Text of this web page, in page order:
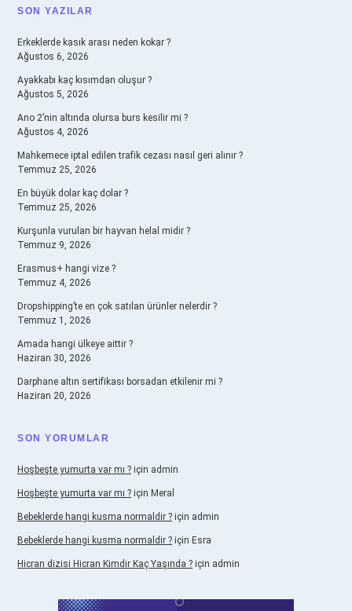
SIDEBAR
SON YAZILAR
Erkeklerde kasık arası neden kokar ?
Ağustos 6, 2026
Ayakkabı kaç kısımdan oluşur ?
Ağustos 5, 2026
Ano 2’nin altında olursa burs kesilir mi ?
Ağustos 4, 2026
Mahkemece iptal edilen trafik cezası nasıl geri alınır ?
Temmuz 25, 2026
En büyük dolar kaç dolar ?
Temmuz 25, 2026
Kurşunla vurulan bir hayvan helal midir ?
Temmuz 9, 2026
Erasmus+ hangi vize ?
Temmuz 4, 2026
Dropshipping’te en çok satılan ürünler nelerdir ?
Temmuz 1, 2026
Amada hangi ülkeye aittir ?
Haziran 30, 2026
Darphane altın sertifikası borsadan etkilenir mi ?
Haziran 20, 2026
SON YORUMLAR
Hoşbeşte yumurta var mı ? için admin
Hoşbeşte yumurta var mı ? için Meral
Bebeklerde hangi kusma normaldir ? için admin
Bebeklerde hangi kusma normaldir ? için Esra
Hicran dizisi Hicran Kimdir Kaç Yaşında ? için admin